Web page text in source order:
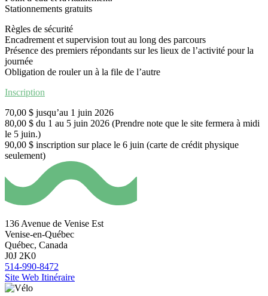
Stationnements gratuits
Règles de sécurité
Encadrement et supervision tout au long des parcours
Présence des premiers répondants sur les lieux de l’activité pour la
journée
Obligation de rouler un à la file de l’autre
Inscription
70,00 $ jusqu’au 1 juin 2026
80,00 $ du 1 au 5 juin 2026 (Prendre note que le site fermera à midi
le 5 juin.)
90,00 $ inscription sur place le 6 juin (carte de crédit physique
seulement)
136 Avenue de Venise Est
Venise-en-Québec
Québec, Canada
J0J 2K0
514-990-8472
Site Web Itinéraire